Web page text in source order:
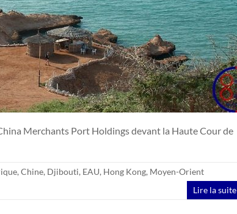
Merchants Port Holdings devant la Haute Cour de
, Chine, Djibouti, EAU, Hong Kong, Moyen-Orient
Lire la suite